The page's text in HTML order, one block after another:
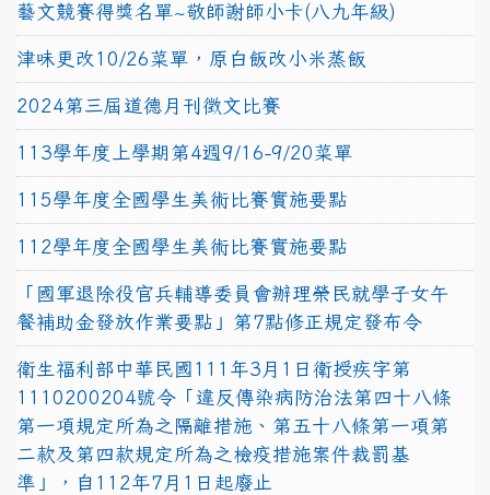
藝文競賽得獎名單~敬師謝師小卡(八九年級)
津味更改10/26菜單，原白飯改小米蒸飯
2024第三屆道德月刊徵文比賽
113學年度上學期第4週9/16-9/20菜單
115學年度全國學生美術比賽實施要點
112學年度全國學生美術比賽實施要點
「國軍退除役官兵輔導委員會辦理榮民就學子女午
餐補助金發放作業要點」第7點修正規定發布令
衛生福利部中華民國111年3月1日衛授疾字第
1110200204號令「違反傳染病防治法第四十八條
第一項規定所為之隔離措施、第五十八條第一項第
二款及第四款規定所為之檢疫措施案件裁罰基
準」，自112年7月1日起廢止